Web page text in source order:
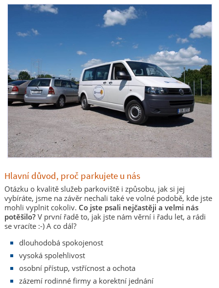
Hlavní důvod, proč parkujete u nás
Otázku o kvalitě služeb parkoviště i způsobu, jak si jej
vybíráte, jsme na závěr nechali také ve volné podobě, kde jste
mohli vyplnit cokoliv. Co jste psali nejčastěji a velmi nás
potěšilo? V první řadě to, jak jste nám věrní i řadu let, a rádi
se vracíte :-) A co dál?
dlouhodobá spokojenost
vysoká spolehlivost
osobní přístup, vstřícnost a ochota
zázemí rodinné firmy a korektní jednání